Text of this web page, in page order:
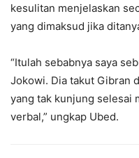
kesulitan menjelaskan
yang dimaksud jika
“Itulah sebabnya saya
Jokowi. Dia takut Gibran
yang tak kunjung selesai
verbal,” ungkap Ubed.